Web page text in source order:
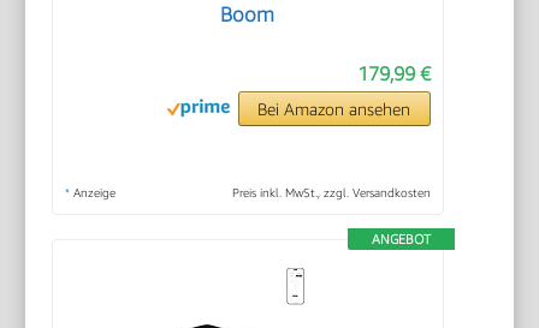
Boom
179,99 €
Bei Amazon ansehen
* Anzeige Preis inkl. MwSt., zzgl. Versandkosten
ANGEBOT